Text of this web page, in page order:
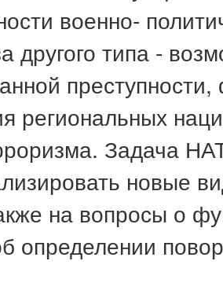
военно-
другого типа -
региональных
Задача
новые
на вопросы о
определении